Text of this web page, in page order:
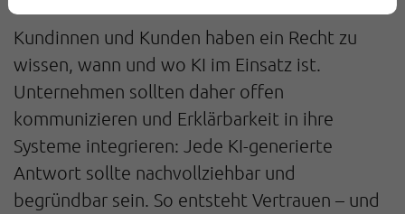
Kundinnen und Kunden haben ein Recht zu
wissen, wann und wo KI im Einsatz ist.
Unternehmen sollten daher offen
kommunizieren und Erklärbarkeit in ihre
Systeme integrieren: Jede KI-generierte
Antwort sollte nachvollziehbar und
begründbar sein. So entsteht Vertrauen – und